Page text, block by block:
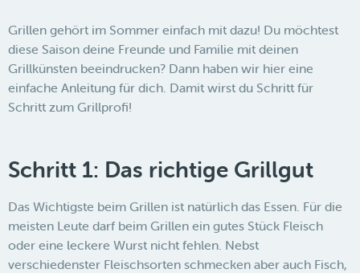
Grillen gehört im Sommer einfach mit dazu! Du möchtest
diese Saison deine Freunde und Familie mit deinen
Grillkünsten beeindrucken? Dann haben wir hier eine
einfache Anleitung für dich. Damit wirst du Schritt für
Schritt zum Grillprofi!
Schritt 1: Das richtige Grillgut
Das Wichtigste beim Grillen ist natürlich das Essen. Für die
meisten Leute darf beim Grillen ein gutes Stück Fleisch
oder eine leckere Wurst nicht fehlen. Nebst
verschiedenster Fleischsorten schmecken aber auch Fisch,